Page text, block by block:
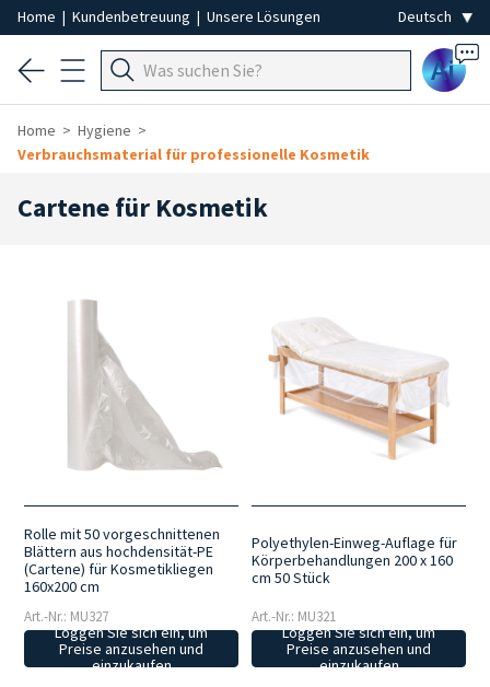
Home | Kundenbetreuung | Unsere Lösungen
Ai
Home
Hygiene
Verbrauchsmaterial für professionelle Kosmetik
Cartene für Kosmetik
Rolle mit 50 vorgeschnittenen
Blättern aus hochdensität-PE
(Cartene) für Kosmetikliegen
160x200 cm
Art.-Nr.: MU327
Loggen Sie sich ein, um
Preise anzusehen und
einzukaufen
Polyethylen-Einweg-Auflage für
Körperbehandlungen 200 x 160
cm 50 Stück
Art.-Nr.: MU321
Loggen Sie sich ein, um
Preise anzusehen und
einzukaufen